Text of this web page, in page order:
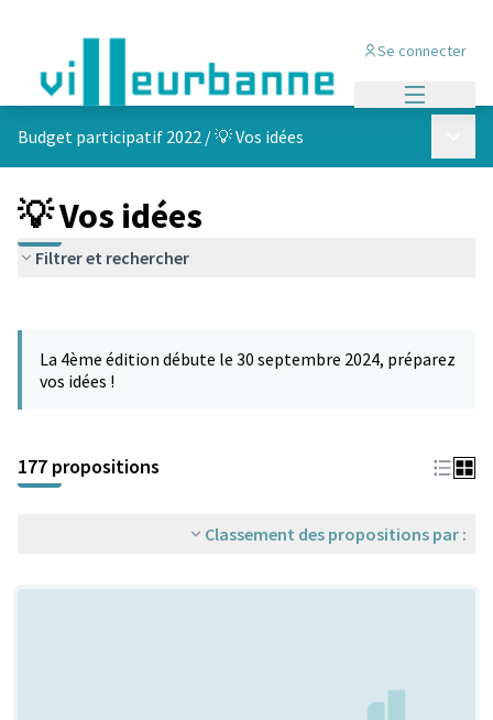
Se connecter
Budget participatif 2022 /💡 Vos idées
💡 Vos idées
Filtrer et rechercher
−
La 4ème édition débute le 30 septembre 2024, préparez
vos idées !
177 propositions
Classement des propositions par :